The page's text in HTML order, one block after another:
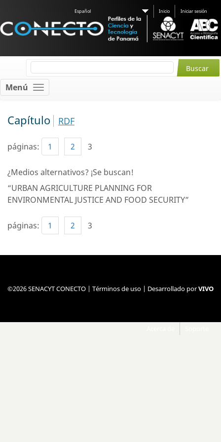
Español Inicio Iniciar sesión
Menú
Capítulo RDF
páginas: 1 2 3
¿Medios alternativos? ¡Se buscan!
“URBAN AGRICULTURE PLANNING FOR
ENVIRONMENTAL JUSTICE AND FOOD SECURITY”
páginas: 1 2 3
©2026 SENACYT CONECTO | Términos de uso | Desarrollado porVIVO